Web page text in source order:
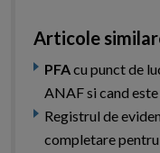
Articole
PFAcu punct de
ANAF si cand
Registrul de
completare pentru